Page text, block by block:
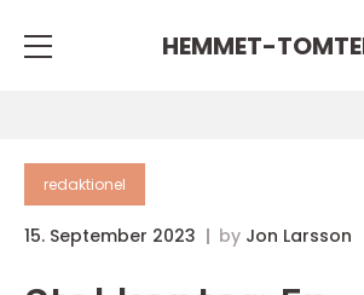
HEMMET-
redaktionel
15. September 2023 by Jon Larsson